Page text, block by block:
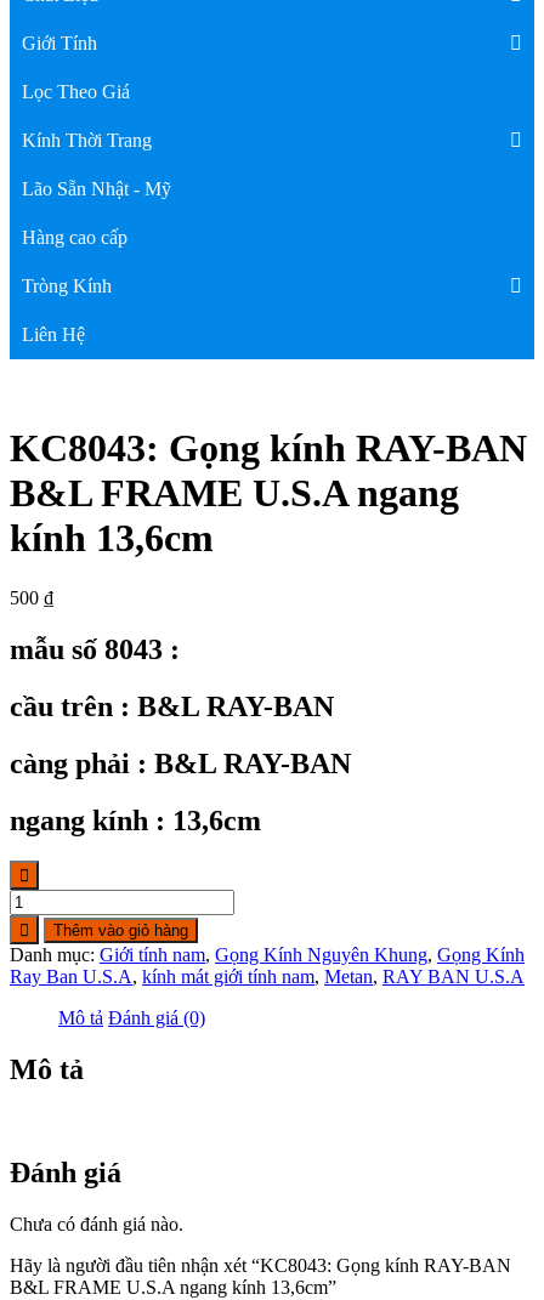
Giới Tính
Lọc Theo Giá
Kính Thời Trang
Lão Sẵn Nhật - Mỹ
Hàng cao cấp
Tròng Kính
Liên Hệ
KC8043: Gọng kính RAY-BAN
B&L FRAME U.S.A ngang
kính 13,6cm
500 ₫
mẫu số 8043 :
cầu trên : B&L RAY-BAN
càng phải : B&L RAY-BAN
ngang kính : 13,6cm
KC8043:
Gọng
kính
RAY-
BAN
FRAME
ngang
lượng
Thêm vào giỏ hàng
Danh mục: Giới tính nam, Gọng Kính Nguyên Khung, Gọng Kính
Ray Ban U.S.A, kính mát giới tính nam, Metan, RAY BAN U.S.A
Mô tả Đánh giá (0)
Mô tả
Đánh giá
Chưa có đánh giá nào.
Hãy là người đầu tiên nhận xét “KC8043: Gọng kính RAY-BAN
B&L FRAME U.S.A ngang kính 13,6cm”